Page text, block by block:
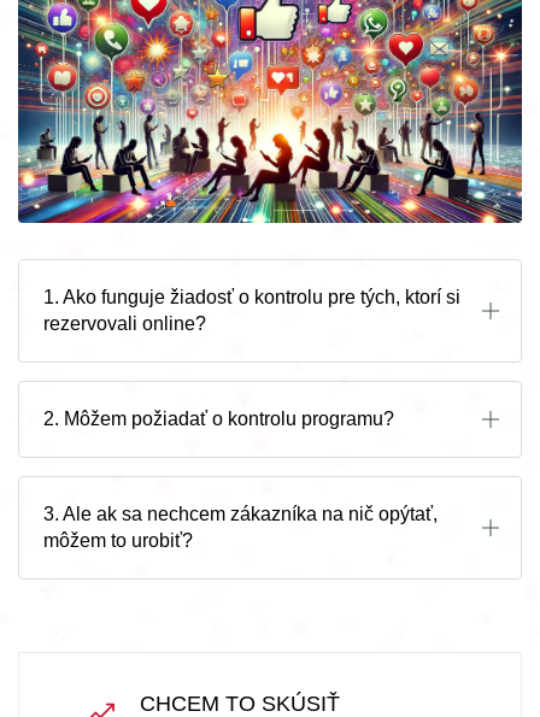
1. Ako funguje žiadosť o kontrolu pre tých, ktorí si
rezervovali online?
2. Môžem požiadať o kontrolu programu?
3. Ale ak sa nechcem zákazníka na nič opýtať,
môžem to urobiť?
CHCEM TO SKÚSIŤ